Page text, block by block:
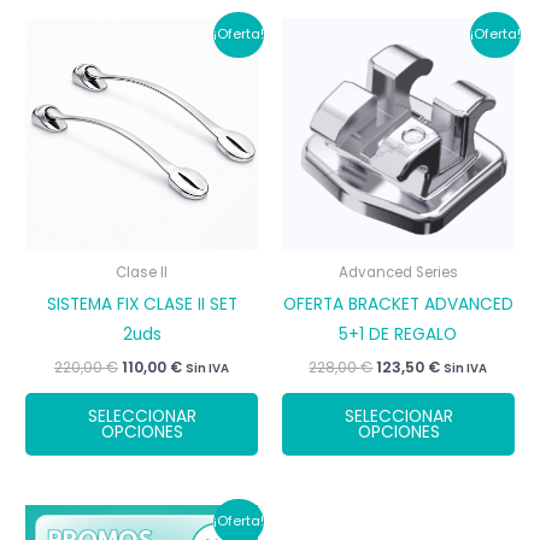
¡Oferta!
Clase II
SISTEMA FIX CLASE II SET
2uds
220,00€El
era:
220,00 €.
110,00 €El
es:
110,00 €.
Sin IVA
SELECCIONAR
OPCIONES
Este
tiene
variantes.
¡Oferta!
Advanced Series
OFERTA BRACKET ADVANCED
5+1 DE REGALO
228,00€El
era:
228,00 €.
123,50 €El
es:
Sin IVA
SELECCIONAR
OPCIONES
¡Oferta!